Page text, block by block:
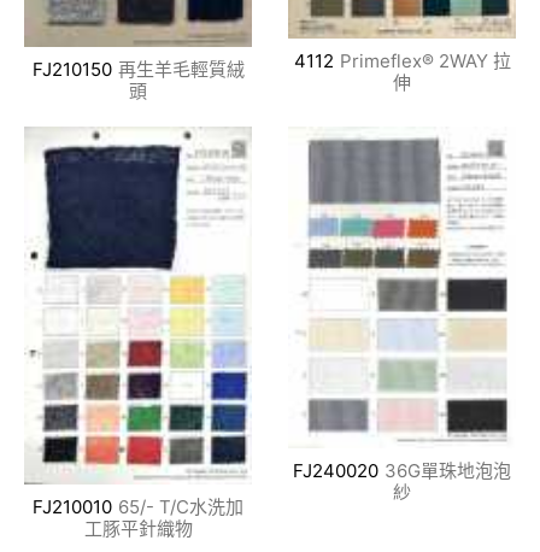
FJ210150 再生羊毛輕質絨
頭
4112 Primeflex® 2WAY 拉
伸
FJ210010 65/- T/C水洗加
工豚平針織物
FJ240020 36G單珠地泡泡
紗